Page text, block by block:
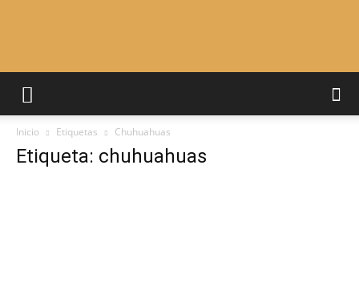
Adiestrar
Inicio Etiquetas Chuhuahuas
Etiqueta: chuhuahuas